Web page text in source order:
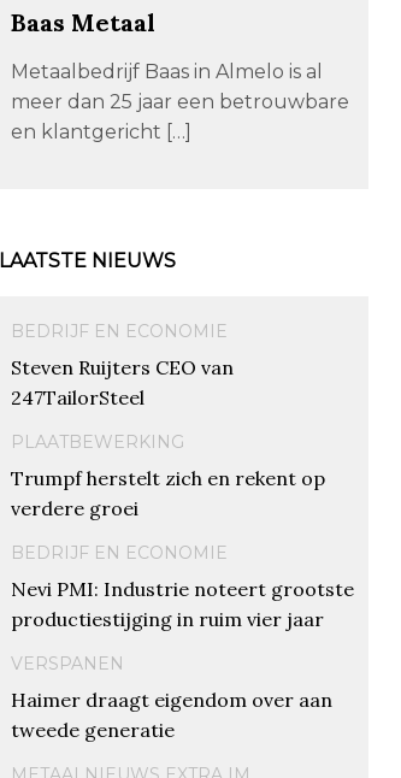
Baas Metaal
Metaalbedrijf Baas in Almelo is al
meer dan 25 jaar een betrouwbare
en klantgericht […]
LAATSTE NIEUWS
BEDRIJF EN ECONOMIE
Steven Ruijters CEO van
247TailorSteel
PLAATBEWERKING
Trumpf herstelt zich en rekent op
verdere groei
BEDRIJF EN ECONOMIE
Nevi PMI: Industrie noteert grootste
productiestijging in ruim vier jaar
VERSPANEN
Haimer draagt eigendom over aan
tweede generatie